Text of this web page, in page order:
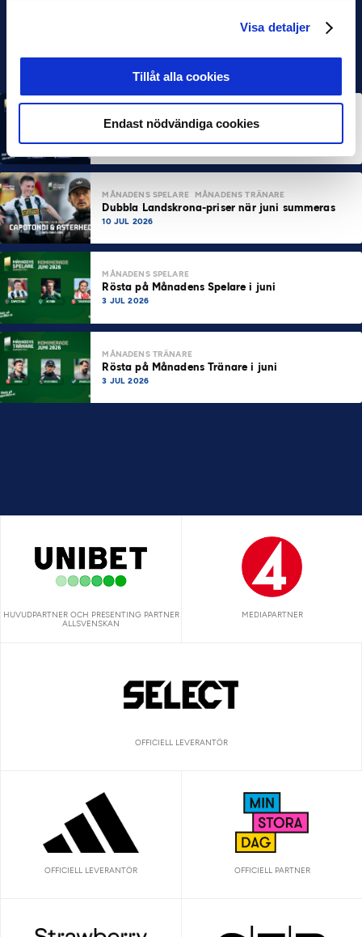
Visa detaljer
Tillåt alla cookies
Endast nödvändiga cookies
Rösta på Månadens Spelare & Tränare i juli
7 AUG 2026
MÅNADENS SPELARE MÅNADENS TRÄNARE
Dubbla Landskrona-priser när juni summeras
10 JUL 2026
MÅNADENS SPELARE
Rösta på Månadens Spelare i juni
3 JUL 2026
MÅNADENS TRÄNARE
Rösta på Månadens Tränare i juni
3 JUL 2026
HUVUDPARTNER OCH PRESENTING PARTNER
ALLSVENSKAN
MEDIAPARTNER
OFFICIELL LEVERANTÖR
OFFICIELL LEVERANTÖR OFFICIELL PARTNER